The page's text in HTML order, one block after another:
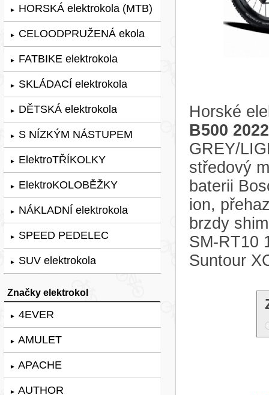
► HORSKÁ elektrokola (MTB)
► CELOODPRUŽENÁ ekola
► FATBIKE elektrokola
► SKLÁDACÍ elektrokola
► DĚTSKÁ elektrokola
► S NÍZKÝM NÁSTUPEM
► ElektroTŘÍKOLKY
► ElektroKOLOBĚŽKY
► NÁKLADNÍ elektrokola
► SPEED PEDELEC
► SUV elektrokola
Značky elektrokol
► 4EVER
► AMULET
► APACHE
► AUTHOR
Horské
B500 2022
GREY/
středový
baterii
ion,
brzdy
SM-RT10
Suntour